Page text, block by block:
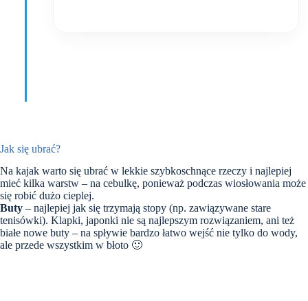
Jak się ubrać?
Na kajak warto się ubrać w lekkie szybkoschnące rzeczy i najlepiej
mieć kilka warstw – na cebulkę, ponieważ podczas wiosłowania może
się robić dużo cieplej.
Buty – najlepiej jak się trzymają stopy (np. zawiązywane stare
tenisówki). Klapki, japonki nie są najlepszym rozwiązaniem, ani też
białe nowe buty – na spływie bardzo łatwo wejść nie tylko do wody,
ale przede wszystkim w błoto 🙂